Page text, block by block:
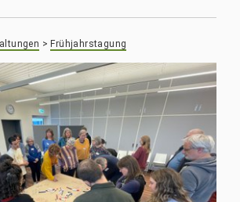
> Frühjahrstagung